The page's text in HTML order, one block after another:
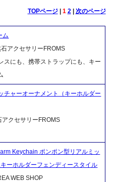
TOPページ| 1 2| 次のページ
ム
アクセサリーFROMS
スにも、携帯ストラップにも、キー
チャーオーナメント（キーホルダー
クセサリーFROMS
Keychain ポンポン型リアルミッ
ーホルダーフェンディースタイル
WEB SHOP